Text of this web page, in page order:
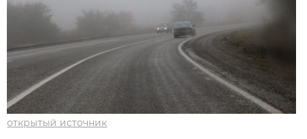
открытый источник